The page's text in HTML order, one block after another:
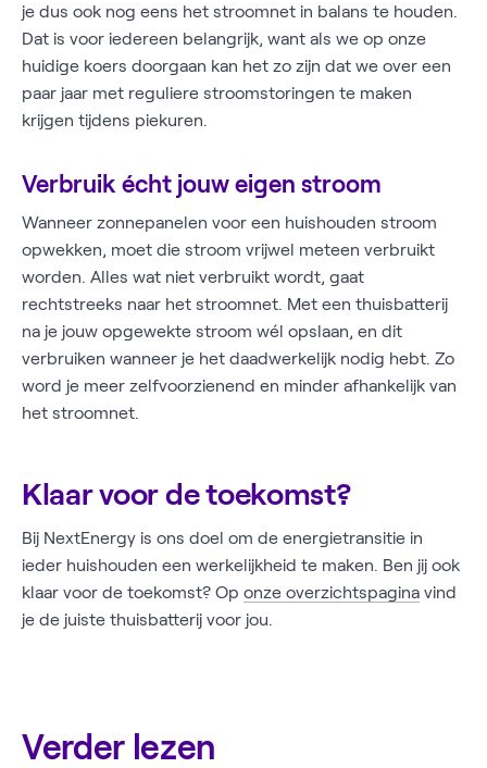
je dus ook nog eens het stroomnet in balans te houden.
Dat is voor iedereen belangrijk, want als we op onze
huidige koers doorgaan kan het zo zijn dat we over een
paar jaar met reguliere stroomstoringen te maken
krijgen tijdens piekuren.
Verbruik écht jouw eigen stroom
Wanneer zonnepanelen voor een huishouden stroom
opwekken, moet die stroom vrijwel meteen verbruikt
worden. Alles wat niet verbruikt wordt, gaat
rechtstreeks naar het stroomnet. Met een thuisbatterij
na je jouw opgewekte stroom wél opslaan, en dit
verbruiken wanneer je het daadwerkelijk nodig hebt. Zo
word je meer zelfvoorzienend en minder afhankelijk van
het stroomnet.
Klaar voor de toekomst?
Bij NextEnergy is ons doel om de energietransitie in
ieder huishouden een werkelijkheid te maken. Ben jij ook
klaar voor de toekomst? Op onze overzichtspagina vind
je de juiste thuisbatterij voor jou.
Verder lezen